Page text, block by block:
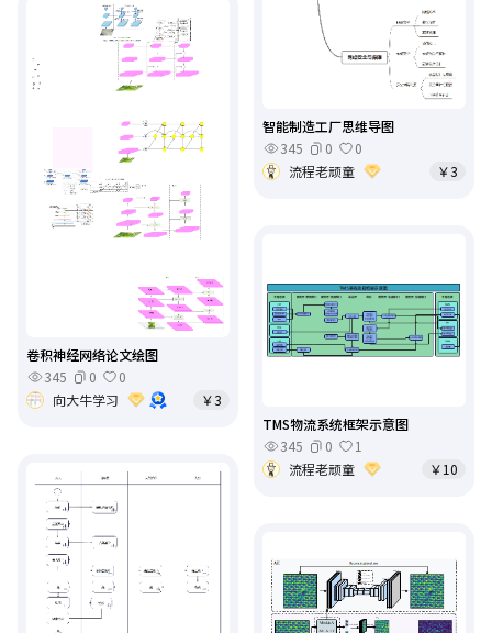
智能制造工厂思维导图
345
0
0
流程老顽童
￥3
卷积神经网络论文绘图
345
0
0
向大牛学习
￥3
TMS物流系统框架示意图
345
0
1
流程老顽童
￥10